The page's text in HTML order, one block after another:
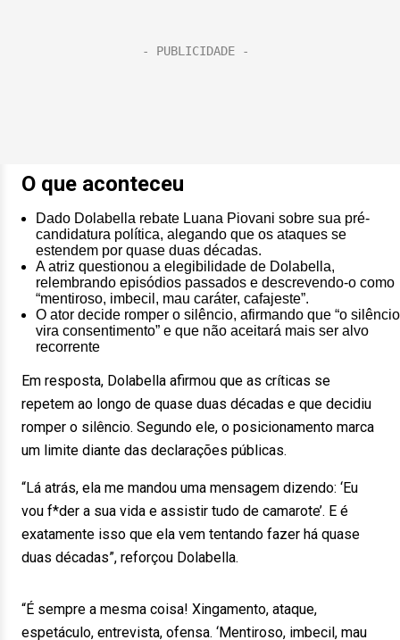
O que aconteceu
Dado Dolabella rebate Luana Piovani sobre sua pré-
candidatura política, alegando que os ataques se
estendem por quase duas décadas.
A atriz questionou a elegibilidade de Dolabella,
relembrando episódios passados e descrevendo-o como
“mentiroso, imbecil, mau caráter, cafajeste”.
O ator decide romper o silêncio, afirmando que “o silêncio
vira consentimento” e que não aceitará mais ser alvo
recorrente
Em resposta, Dolabella afirmou que as críticas se
repetem ao longo de quase duas décadas e que decidiu
romper o silêncio. Segundo ele, o posicionamento marca
um limite diante das declarações públicas.
“Lá atrás, ela me mandou uma mensagem dizendo: ‘Eu
vou f*der a sua vida e assistir tudo de camarote’. E é
exatamente isso que ela vem tentando fazer há quase
duas décadas”, reforçou Dolabella.
“É sempre a mesma coisa! Xingamento, ataque,
espetáculo, entrevista, ofensa. ‘Mentiroso, imbecil, mau